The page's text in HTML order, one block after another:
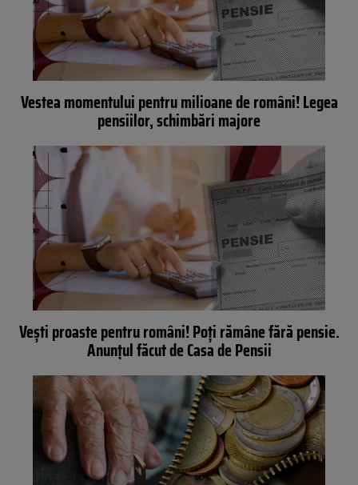
Vestea momentului pentru milioane de români! Legea
pensiilor, schimbări majore
Vești proaste pentru români! Poţi rămâne fără pensie.
Anunțul făcut de Casa de Pensii